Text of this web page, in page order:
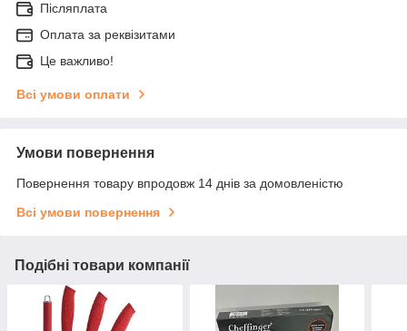
Післяплата
Оплата за реквізитами
Це важливо!
Всі умови оплати
Умови повернення
Повернення товару впродовж 14 днів за домовленістю
Всі умови повернення
Подібні товари компанії